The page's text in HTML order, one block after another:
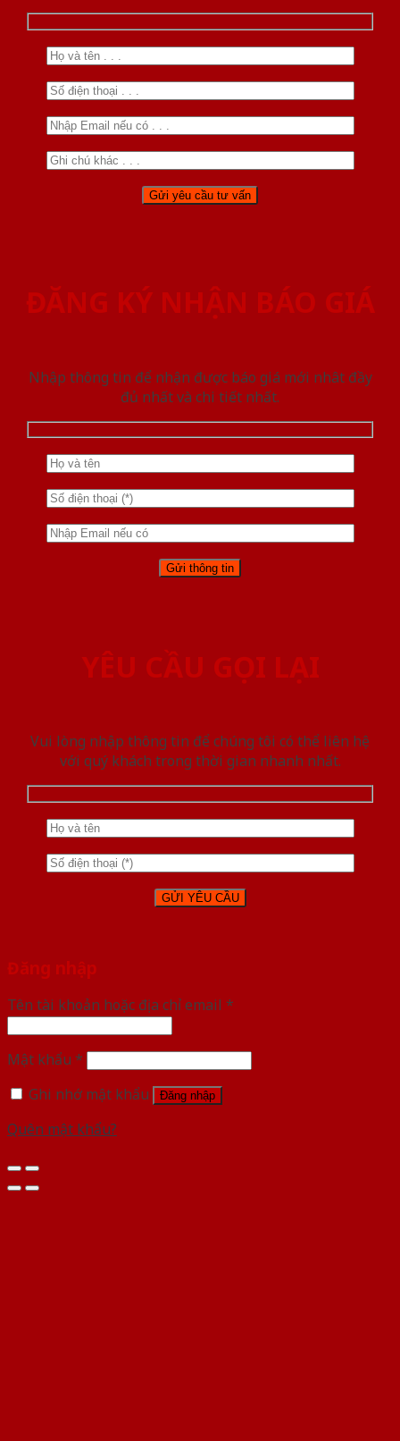
ĐĂNG KÝ NHẬN BÁO GIÁ
Nhập thông tin để nhận được báo giá mới nhât đầy
đủ nhất và chi tiết nhất.
YÊU CẦU GỌI LẠI
Vui lòng nhập thông tin để chúng tôi có thể liên hệ
với quý khách trong thời gian nhanh nhất.
Đăng nhập
Tên tài khoản hoặc địa chỉ email *
Mật khẩu *
Ghi nhớ mật khẩu
Đăng nhập
Quên mật khẩu?